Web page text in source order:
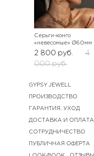
SALE SILVER 925
Серьги-конго
«невесомые» Ø60мм
2 800 руб.
4
000 руб.
GYPSY JEWELL
ПРОИЗВОДСТВО
ГАРАНТИЯ. УХОД
ДОСТАВКА И ОПЛАТА
СОТРУДНИЧЕСТВО
ПУБЛИЧНАЯ ОФЕРТА